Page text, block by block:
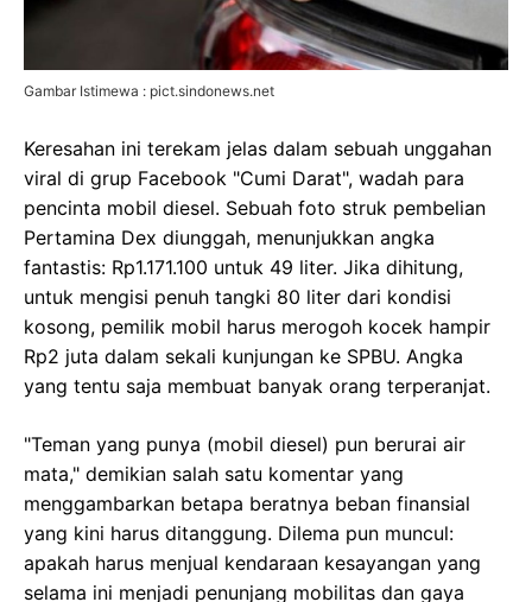
Gambar Istimewa : pict.sindonews.net
Keresahan ini terekam jelas dalam sebuah unggahan
viral di grup Facebook "Cumi Darat", wadah para
pencinta mobil diesel. Sebuah foto struk pembelian
Pertamina Dex diunggah, menunjukkan angka
fantastis: Rp1.171.100 untuk 49 liter. Jika dihitung,
untuk mengisi penuh tangki 80 liter dari kondisi
kosong, pemilik mobil harus merogoh kocek hampir
Rp2 juta dalam sekali kunjungan ke SPBU. Angka
yang tentu saja membuat banyak orang terperanjat.
"Teman yang punya (mobil diesel) pun berurai air
mata," demikian salah satu komentar yang
menggambarkan betapa beratnya beban finansial
yang kini harus ditanggung. Dilema pun muncul:
apakah harus menjual kendaraan kesayangan yang
selama ini menjadi penunjang mobilitas dan gaya